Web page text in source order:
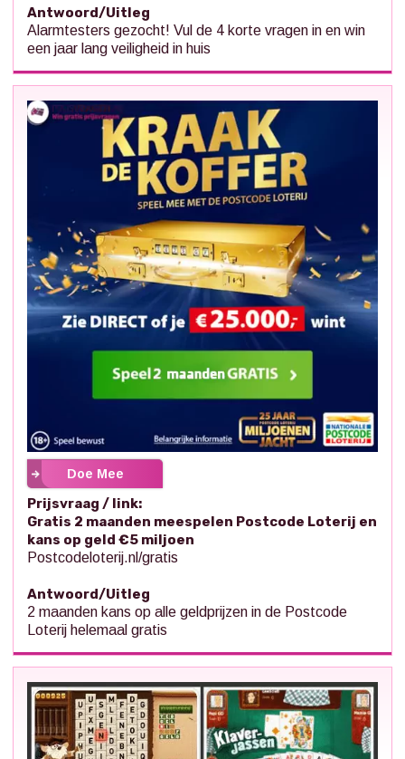
Antwoord/Uitleg
Alarmtesters gezocht! Vul de 4 korte vragen in en win
een jaar lang veiligheid in huis
Doe Mee
Prijsvraag / link:
Gratis 2 maanden meespelen Postcode Loterij en
kans op geld €5 miljoen
Postcodeloterij.nl/gratis
Antwoord/Uitleg
2 maanden kans op alle geldprijzen in de Postcode
Loterij helemaal gratis